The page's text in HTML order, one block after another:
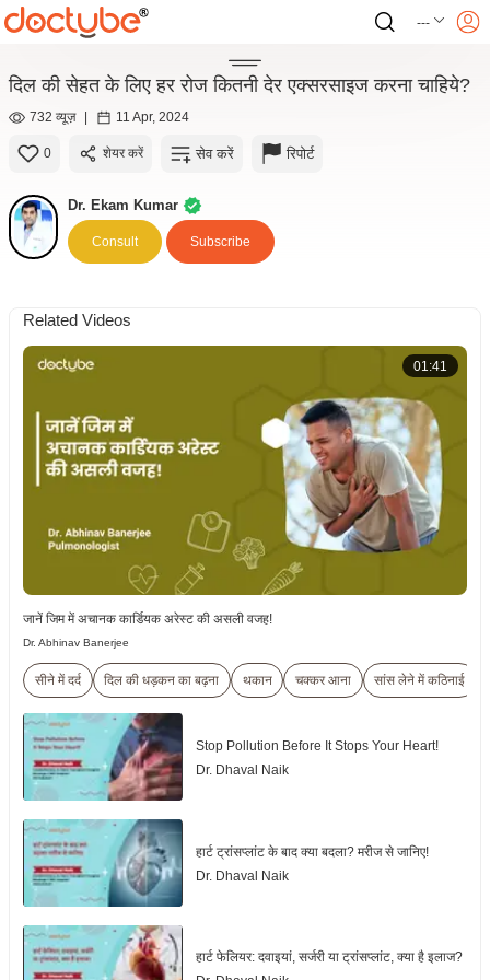
---
दिल की सेहत के लिए हर रोज कितनी देर एक्सरसाइज करना चाहिये?
732 व्यूज़ | 11 Apr, 2024
0 शेयर करें सेव करें रिपोर्ट
Dr. Ekam Kumar
Consult Subscribe
Related Videos
01:41
जानें जिम में अचानक कार्डियक अरेस्ट की असली वजह!
Dr. Abhinav Banerjee
सीने में दर्द दिल की धड़कन का बढ़ना थकान चक्कर आना सांस लेने में कठिनाई
Stop Pollution Before It Stops Your Heart!
Dr. Dhaval Naik
हार्ट ट्रांसप्लांट के बाद क्या बदला? मरीज से जानिए!
Dr. Dhaval Naik
हार्ट फेलियर: दवाइयां, सर्जरी या ट्रांसप्लांट, क्या है इलाज?